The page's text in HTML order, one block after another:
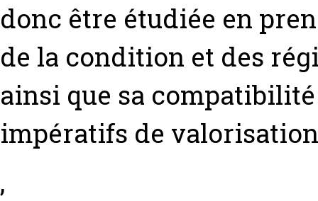
donc être étudiée en
de la condition et des
ainsi que sa
impératifs de
,